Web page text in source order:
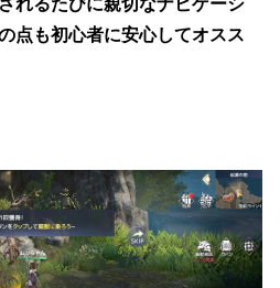
点も初心者に安心してオスス